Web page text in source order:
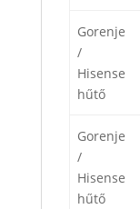
Gorenje
/
Hisense
hűtő
Gorenje
/
Hisense
hűtő